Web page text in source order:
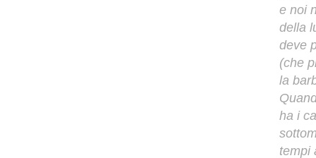
e noi
della
deve
(che
la
ha i
tempi